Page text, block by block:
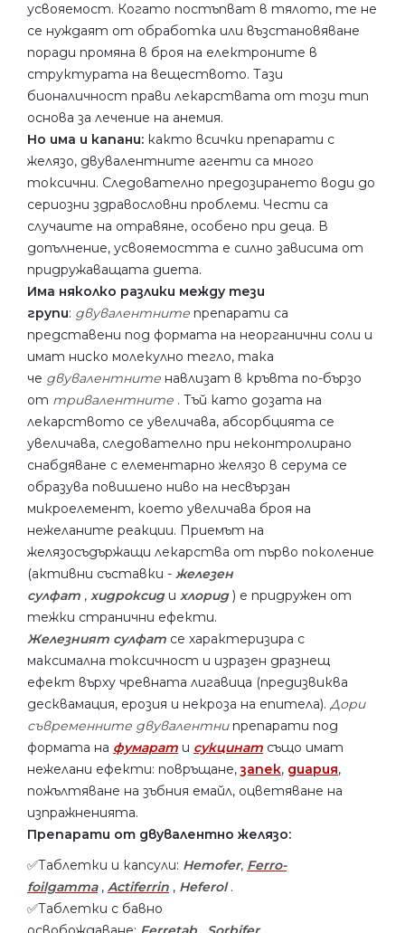
усвояемост. Когато постъпват в тялото, те не
се нуждаят от обработка или възстановяване
поради промяна в броя на електроните в
структурата на веществото. Тази
бионаличност прави лекарствата от този тип
основа за лечение на анемия.
Но има и капани: както всички препарати с
желязо, двувалентните агенти са много
токсични. Следователно предозирането води до
сериозни здравословни проблеми. Чести са
случаите на отравяне, особено при деца. В
допълнение, усвояемостта е силно зависима от
придружаващата диета.
Има няколко разлики между тези
групи: двувалентните препарати са
представени под формата на неорганични соли и
имат ниско молекулно тегло, така
че двувалентните навлизат в кръвта по-бързо
от тривалентните . Тъй като дозата на
лекарството се увеличава, абсорбцията се
увеличава, следователно при неконтролирано
снабдяване с елементарно желязо в серума се
образува повишено ниво на несвързан
микроелемент, което увеличава броя на
нежеланите реакции. Приемът на
желязосъдържащи лекарства от първо поколение
(активни съставки - железен
сулфат , хидроксиди хлорид) е придружен от
тежки странични ефекти.
Железният сулфат се характеризира с
максимална токсичност и изразен дразнещ
ефект върху чревната лигавица (предизвиква
десквамация, ерозия и некроза на епитела). Дори
съвременните двувалентнипрепарати под
формата на фумарат и сукцинат също имат
нежелани ефекти: повръщане,запек, диария,
пожълтяване на зъбния емайл, оцветяване на
изпражненията.
Препарати от двувалентно желязо:
✅Таблетки и капсули: Hemofer, Ferro-
foilgamma, Actiferrin , Heferol.
✅Таблетки с бавно